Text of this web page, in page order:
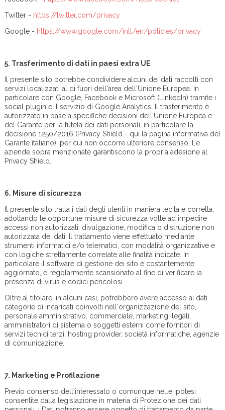
Twitter - https://twitter.com/privacy
Google - https://www.google.com/intl/en/policies/privacy
5. Trasferimento di dati in paesi extra UE
Il presente sito potrebbe condividere alcuni dei dati raccolti con
servizi localizzati al di fuori dell'area dell'Unione Europea. In
particolare con Google, Facebook e Microsoft (LinkedIn) tramite i
social plugin e il servizio di Google Analytics. Il trasferimento è
autorizzato in base a specifiche decisioni dell'Unione Europea e
del Garante per la tutela dei dati personali, in particolare la
decisione 1250/2016 (Privacy Shield - qui la pagina informativa del
Garante italiano), per cui non occorre ulteriore consenso. Le
aziende sopra menzionate garantiscono la propria adesione al
Privacy Shield.
6. Misure di sicurezza
Il presente sito tratta i dati degli utenti in maniera lecita e corretta,
adottando le opportune misure di sicurezza volte ad impedire
accessi non autorizzati, divulgazione, modifica o distruzione non
autorizzata dei dati. Il trattamento viene effettuato mediante
strumenti informatici e/o telematici, con modalità organizzative e
con logiche strettamente correlate alle finalità indicate. In
particolare il software di gestione dei sito è costantemente
aggiornato, e regolarmente scansionato al fine di verificare la
presenza di virus e codici pericolosi.
Oltre al titolare, in alcuni casi, potrebbero avere accesso ai dati
categorie di incaricati coinvolti nell'organizzazione del sito,
personale amministrativo, commerciale, marketing, legali,
amministratori di sistema o soggetti esterni come fornitori di
servizi tecnici terzi, hosting provider, società informatiche, agenzie
di comunicazione.
7. Marketing e Profilazione
Previo consenso dell'interessato o comunque nelle ipotesi
consentite dalla legislazione in materia di Protezione dei dati